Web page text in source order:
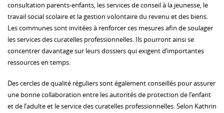
consultation parents-enfants, les services de conseil à la jeunesse, le
travail social scolaire et la gestion volontaire du revenu et des biens.
Les communes sont invitées à renforcer ces mesures afin de soulager
les services des curatelles professionnelles. Ils pourront ainsi se
concentrer davantage sur leurs dossiers qui exigent d’importantes
ressources en temps.
Des cercles de qualité réguliers sont également conseillés pour assurer
une bonne collaboration entre les autorités de protection de l’enfant
et de l’adulte et le service des curatelles professionnelles. Selon Kathrin